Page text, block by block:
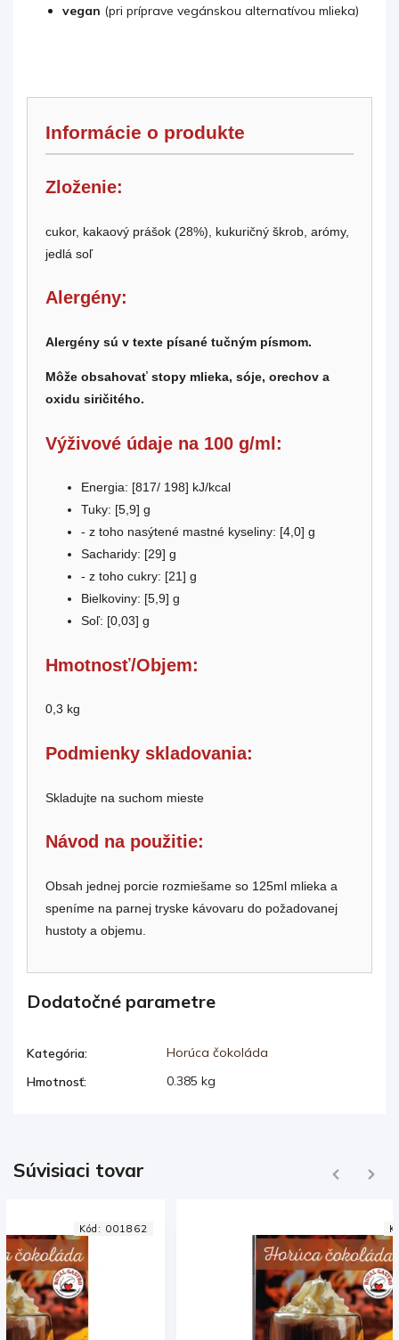
vegan (pri príprave vegánskou alternatívou mlieka)
Informácie o produkte
Zloženie:
cukor, kakaový prášok (28%), kukuričný škrob, arómy,
jedlá soľ
Alergény:
Alergény sú v texte písané tučným písmom.
Môže obsahovať stopy mlieka, sóje, orechov a
oxidu siričitého.
Výživové údaje na 100 g/ml:
Energia: [817/ 198] kJ/kcal
Tuky: [5,9] g
- z toho nasýtené mastné kyseliny: [4,0] g
Sacharidy: [29] g
- z toho cukry: [21] g
Bielkoviny: [5,9] g
Soľ: [0,03] g
Hmotnosť/Objem:
0,3 kg
Podmienky skladovania:
Skladujte na suchom mieste
Návod na použitie:
Obsah jednej porcie rozmiešame so 125ml mlieka a
speníme na parnej tryske kávovaru do požadovanej
hustoty a objemu.
Dodatočné parametre
Kategória:
Horúca čokoláda
Hmotnosť: 0.385 kg
Súvisiaci tovar Previous Next